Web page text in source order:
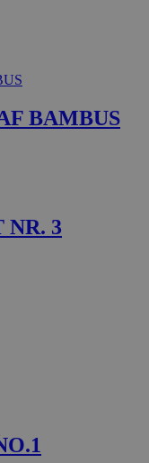
BAMBUS
3